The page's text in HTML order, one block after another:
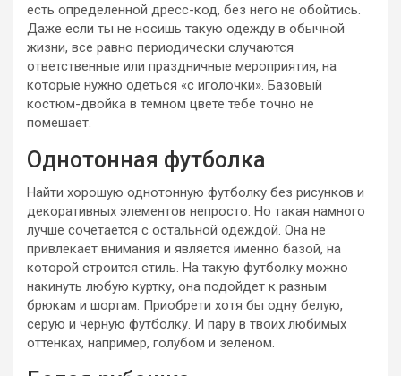
есть определенной дресс-код, без него не обойтись.
Даже если ты не носишь такую одежду в обычной
жизни, все равно периодически случаются
ответственные или праздничные мероприятия, на
которые нужно одеться «с иголочки». Базовый
костюм-двойка в темном цвете тебе точно не
помешает.
Однотонная футболка
Найти хорошую однотонную футболку без рисунков и
декоративных элементов непросто. Но такая намного
лучше сочетается с остальной одеждой. Она не
привлекает внимания и является именно базой, на
которой строится стиль. На такую футболку можно
накинуть любую куртку, она подойдет к разным
брюкам и шортам. Приобрети хотя бы одну белую,
серую и черную футболку. И пару в твоих любимых
оттенках, например, голубом и зеленом.